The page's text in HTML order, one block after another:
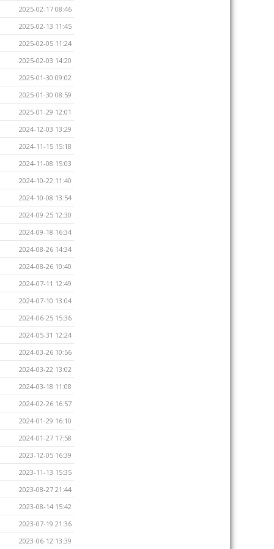
2025-02-17 08:46
2025-02-13 11:45
2025-02-05 11:24
2025-02-03 14:20
2025-01-30 09:02
2025-01-30 08:59
2025-01-29 12:01
2024-12-03 13:29
2024-11-15 15:18
2024-11-08 15:03
2024-10-22 11:40
2024-10-08 13:54
2024-09-25 12:30
2024-09-18 16:34
2024-08-26 14:34
2024-08-26 10:40
2024-07-11 12:49
2024-07-10 13:04
2024-06-25 15:36
2024-05-31 12:24
2024-03-26 10:56
2024-03-22 13:02
2024-03-18 11:08
2024-02-26 16:57
2024-01-29 16:10
2024-01-27 17:58
2023-12-05 16:39
2023-11-13 15:35
2023-08-27 21:44
2023-08-14 15:42
2023-07-19 21:36
2023-06-12 13:39